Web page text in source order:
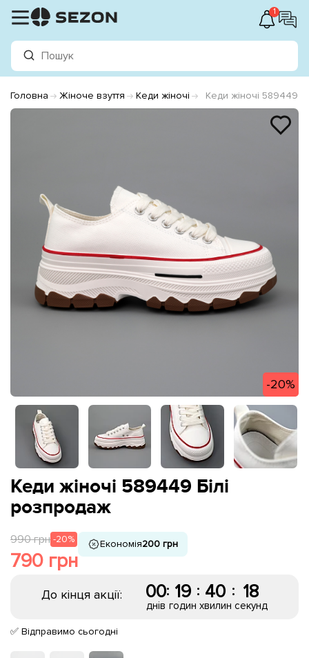
1
Головна Жіноче взуття Кеди жіночі Кеди жіночі 589449
-20%
Кеди жіночі 589449 Білі
розпродаж
990 грн -20%
790 грн
Економія200 грн
До кінця акції: 00
днів
: 19
годин
: 40
хвилин
: 18
секунд
✅ Відправимо сьогодні